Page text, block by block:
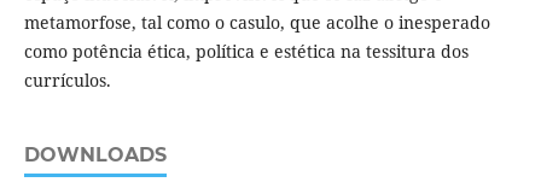
metamorfose, tal como o casulo, que acolhe o inesperado
como potência ética, política e estética na tessitura dos
currículos.
DOWNLOADS